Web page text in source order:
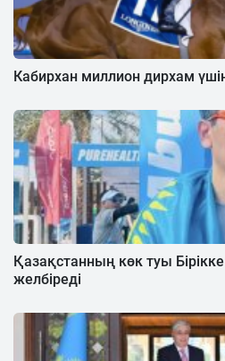
Кабирхан миллион дирхам
Қазақстанның көк туы
желбіреді